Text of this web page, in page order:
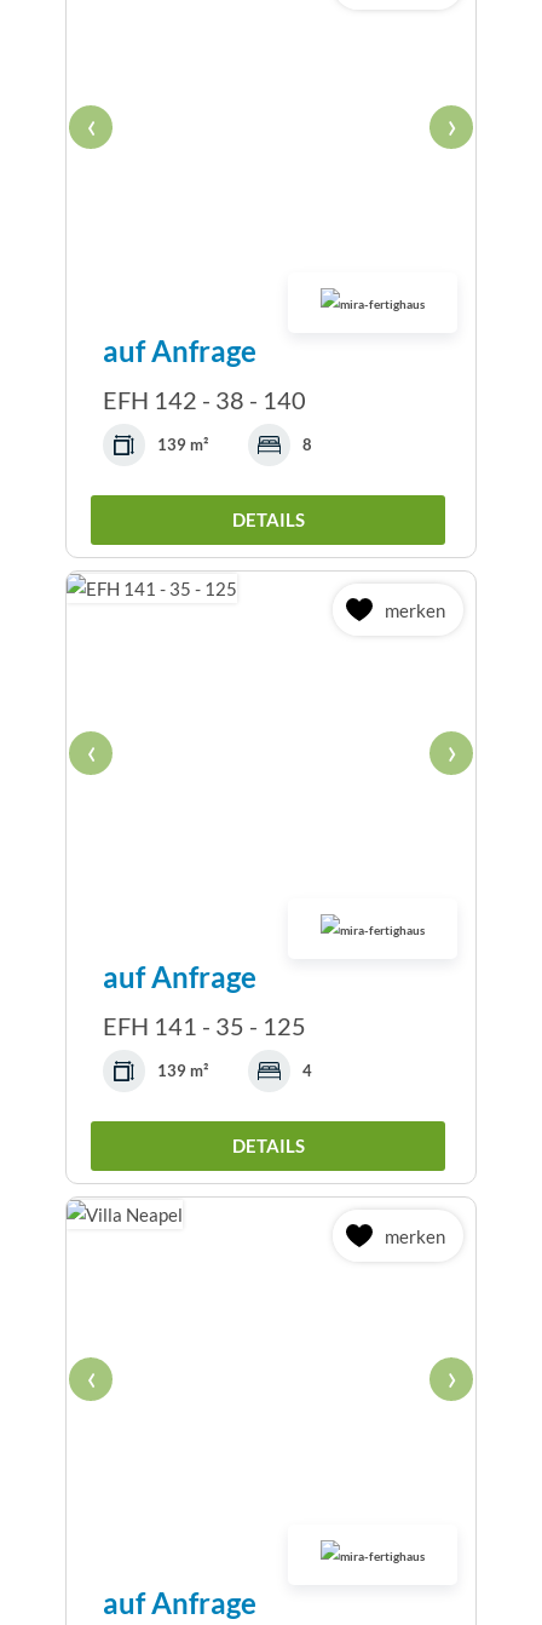
‹ ›
auf Anfrage
EFH 142 - 38 - 140
139 m² 8
DETAILS
merken
‹ ›
auf Anfrage
EFH 141 - 35 - 125
139 m² 4
DETAILS
merken
‹ ›
auf Anfrage